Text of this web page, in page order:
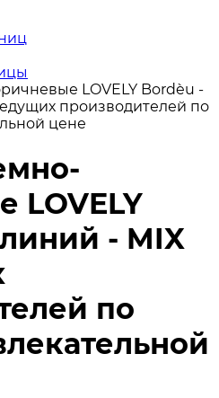
LOVELY Bordèu -
производителей по
цене
LOVELY
- MIX
по